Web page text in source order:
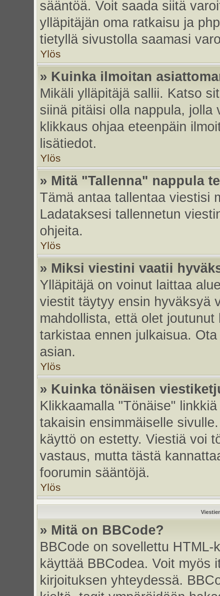
sääntöä. Voit saada siitä
ylläpitäjän oma ratkaisu ja
tietyllä sivustolla saamasi
Ylös
» Kuinka ilmoitan
Mikäli ylläpitäjä sallii. Katso
siinä pitäisi olla nappula, jolla
klikkaus ohjaa eteenpäin
lisätiedot.
Ylös
» Mitä "Tallenna" nappula
Tämä antaa tallentaa viestisi
Ladataksesi tallennetun
ohjeita.
Ylös
» Miksi viestini vaatii
Ylläpitäjä on voinut laittaa
viestit täytyy ensin hyväksyä
mahdollista, että olet
tarkistaa ennen julkaisua.
asian.
Ylös
» Kuinka tönäisen
Klikkaamalla "Tönäise"
takaisin ensimmäiselle
käyttö on estetty. Viestiä voi
vastaus, mutta tästä
foorumin sääntöjä.
Ylös
» Mitä on BBCode?
BBCode on sovellettu
käyttää BBCodea. Voit myös
kirjoituksen yhteydessä.